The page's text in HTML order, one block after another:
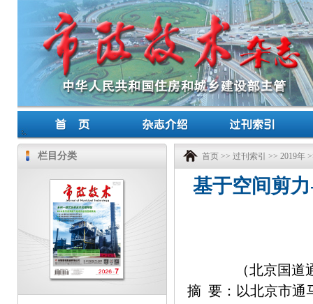
栏目分类 首页 >> 过刊索引 >> 2019年
基于空间剪
（北京国
摘 要：以北京市通